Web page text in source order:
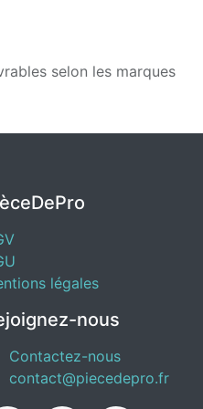
selon les marques
légales
nous
Contactez-nous
contact@piecedepro.fr